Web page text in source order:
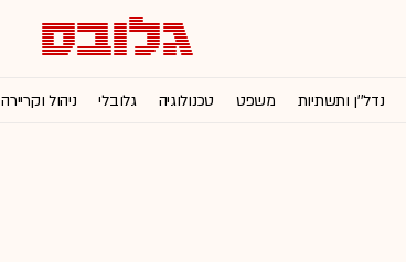
נדל''ן ותשתיות משפט טכנולוגיה גלובלי ניהול וקריירה